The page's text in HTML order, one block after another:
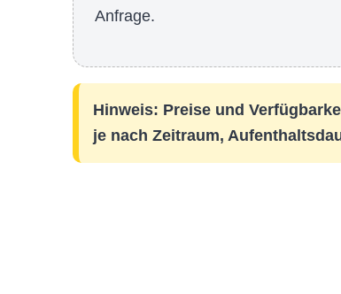
Anfrage.
Hinweis: Preise und
je nach Zeitraum,